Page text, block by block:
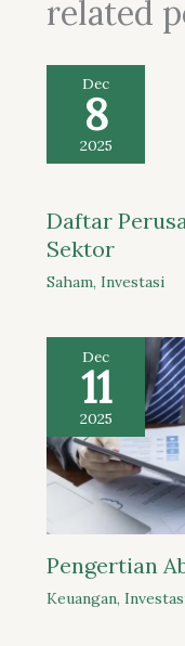
related
Dec
8
2025
Daftar
Sektor
Saham, Investasi
Dec
11
2025
Pengertian
Keuangan,